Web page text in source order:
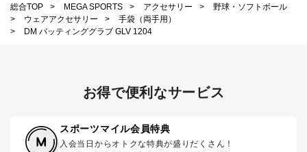
総合TOP
> MEGA SPORTS > アクセサリー >
野球・ソフトボール
>
ウェアアクセサリー >
手袋（両手用）
>
DM バッティンググラブ GLV 1204
お得で便利なサービス
スポーツマイル会員特典
入会当日からオトクな特典が盛りだくさん！